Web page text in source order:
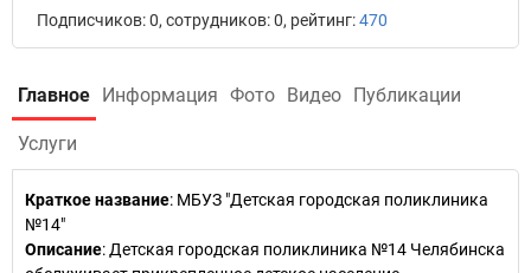
Подписчиков: 0, сотрудников: 0, рейтинг:470
Главное Информация Фото Видео Публикации
Услуги
Краткое название: МБУЗ "Детская городская поликлиника
№14"
Описание: Детская городская поликлиника №14 Челябинска